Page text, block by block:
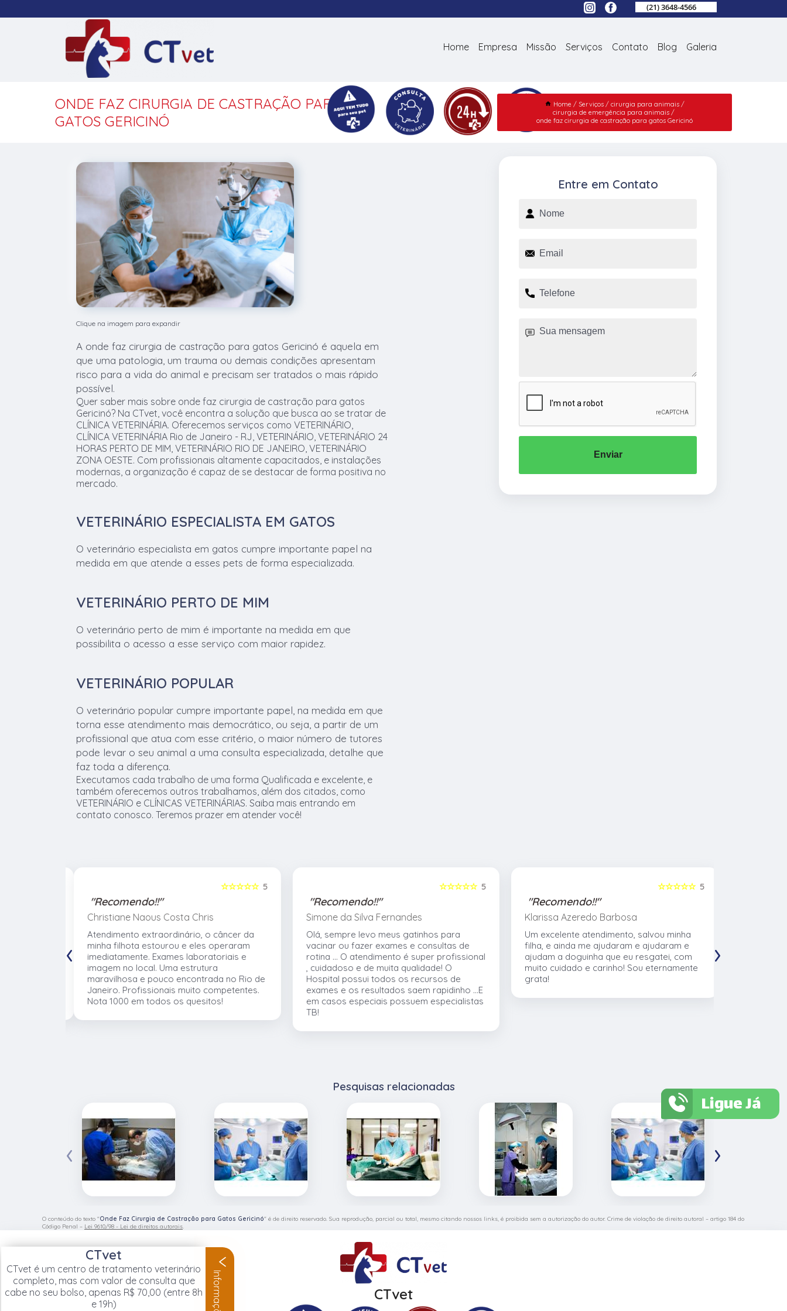
(21) 3648-4566
Home Empresa Missão Serviços Contato Blog Galeria
ONDE FAZ CIRURGIA DE CASTRAÇÃO PARA
GATOS GERICINÓ
Home Serviços
cirurgia para animais
cirurgia de emergência para animais
onde faz cirurgia de castração para gatos Gericinó
Clique na imagem para expandir
A onde faz cirurgia de castração para gatos Gericinó é aquela em
que uma patologia, um trauma ou demais condições apresentam
risco para a vida do animal e precisam ser tratados o mais rápido
possível.
Quer saber mais sobre onde faz cirurgia de castração para gatos
Gericinó? Na CTvet, você encontra a solução que busca ao se tratar de
CLÍNICA VETERINÁRIA. Oferecemos serviços como VETERINÁRIO,
CLÍNICA VETERINÁRIA Rio de Janeiro - RJ, VETERINÁRIO, VETERINÁRIO 24
HORAS PERTO DE MIM, VETERINÁRIO RIO DE JANEIRO, VETERINÁRIO
ZONA OESTE. Com profissionais altamente capacitados, e instalações
modernas, a organização é capaz de se destacar de forma positiva no
mercado.
VETERINÁRIO ESPECIALISTA EM GATOS
O veterinário especialista em gatos cumpre importante papel na
medida em que atende a esses pets de forma especializada.
VETERINÁRIO PERTO DE MIM
O veterinário perto de mim é importante na medida em que
possibilita o acesso a esse serviço com maior rapidez.
VETERINÁRIO POPULAR
O veterinário popular cumpre importante papel, na medida em que
torna esse atendimento mais democrático, ou seja, a partir de um
profissional que atua com esse critério, o maior número de tutores
pode levar o seu animal a uma consulta especializada, detalhe que
faz toda a diferença.
Executamos cada trabalho de uma forma Qualificada e excelente, e
também oferecemos outros trabalhamos, além dos citados, como
VETERINÁRIO e CLÍNICAS VETERINÁRIAS. Saiba mais entrando em
contato conosco. Teremos prazer em atender você!
Entre em Contato
Enviar
5
☆☆☆☆☆
"Recomendo!!"
Christiane Naous Costa Chris
Atendimento extraordinário, o câncer da
minha filhota estourou e eles operaram
imediatamente. Exames laboratoriais e
imagem no local. Uma estrutura
maravilhosa e pouco encontrada no Rio de
Janeiro. Profissionais muito competentes.
Nota 1000 em todos os quesitos!
5
☆☆☆☆☆
"Recomendo!!"
Simone da Silva Fernandes
Olá, sempre levo meus gatinhos para
vacinar ou fazer exames e consultas de
rotina ... O atendimento é super profissional
, cuidadoso e de muita qualidade! O
Hospital possui todos os recursos de
exames e os resultados saem rapidinho ...E
em casos especiais possuem especialistas
TB!
5
☆☆☆☆☆
"Recomendo!!"
Klarissa Azeredo Barbosa
Um excelente atendimento, salvou minha
filha, e ainda me ajudaram e ajudaram e
ajudam a doguinha que eu resgatei, com
muito cuidado e carinho! Sou eternamente
grata!
‹ ›
Pesquisas relacionadas
‹ ›
O conteúdo do texto "Onde Faz Cirurgia de Castração para Gatos Gericinó" é de direito reservado. Sua reprodução, parcial ou total, mesmo citando nossos links, é proibida sem a autorização do autor. Crime de violação de direito autoral – artigo 184 do
Código Penal – Lei 9610/98 - Lei de direitos autorais
CTvet
CTvet
CTvet é um centro de tratamento veterinário
completo, mas com valor de consulta que
cabe no seu bolso, apenas R$ 70,00 (entre 8h
e 19h)
Informações
Ligue Já